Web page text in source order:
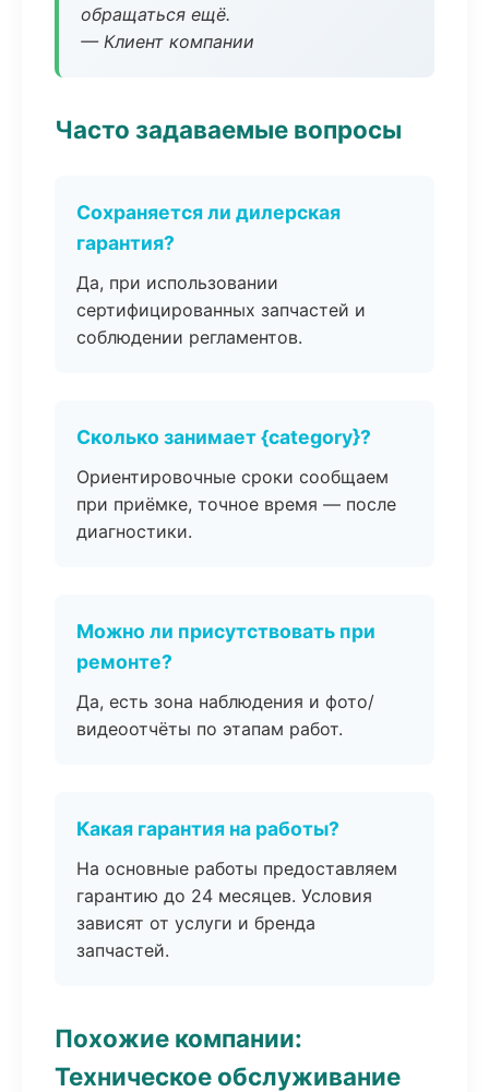
обращаться ещё.
— Клиент компании
Часто задаваемые вопросы
Сохраняется ли дилерская
гарантия?
Да, при использовании
сертифицированных запчастей и
соблюдении регламентов.
Сколько занимает {category}?
Ориентировочные сроки сообщаем
при приёмке, точное время — после
диагностики.
Можно ли присутствовать при
ремонте?
Да, есть зона наблюдения и фото/
видеоотчёты по этапам работ.
Какая гарантия на работы?
На основные работы предоставляем
гарантию до 24 месяцев. Условия
зависят от услуги и бренда
запчастей.
Похожие компании:
Техническое обслуживание